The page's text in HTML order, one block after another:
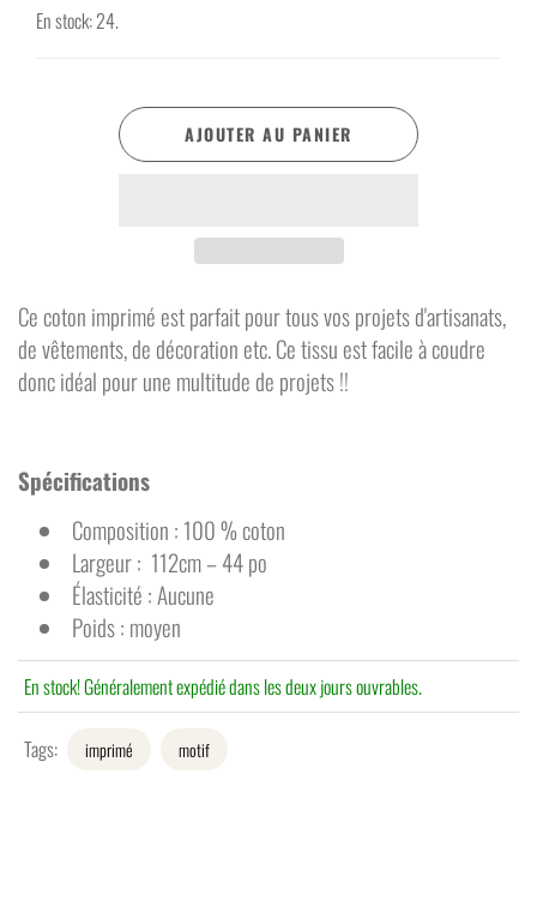
En stock: 24.
AJOUTER AU PANIER
Ce coton imprimé est parfait pour tous vos projets d'artisanats,
de vêtements, de décoration etc. Ce tissu estfacile à coudre
donc idéal pour une multitude de projets !!
Spécifications
Composition : 100 % coton
Largeur : 112cm – 44 po
Élasticité : Aucune
Poids : moyen
En stock! Généralement expédié dans les deux jours ouvrables.
Tags: imprimé motif